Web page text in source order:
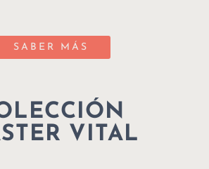
SABER MÁS
VITAL